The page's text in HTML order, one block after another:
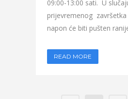
09:00-13:00 sati. U
prijevremenog
napon će biti pušten
READ MORE